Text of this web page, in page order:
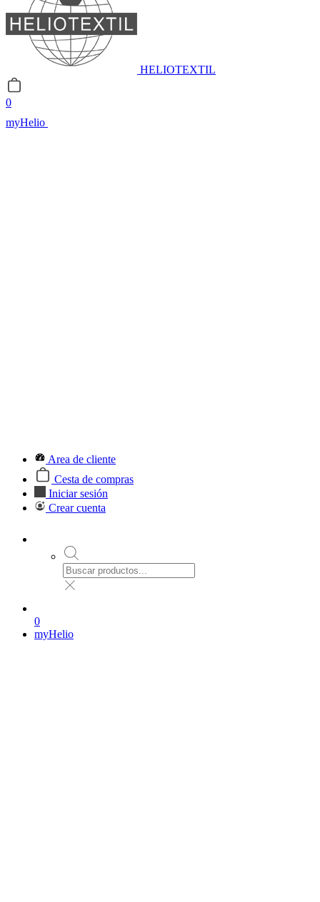
HELIOTEXTIL
0
myHelio
Area de cliente
Cesta de compras
Iniciar sesión
Crear cuenta
0
myHelio